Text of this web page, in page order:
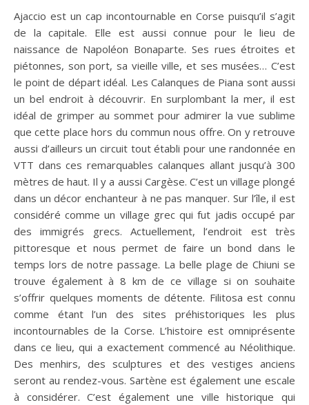
Ajaccio est un cap incontournable en Corse puisqu’il s’agit
de la capitale. Elle est aussi connue pour le lieu de
naissance de Napoléon Bonaparte. Ses rues étroites et
piétonnes, son port, sa vieille ville, et ses musées… C’est
le point de départ idéal. Les Calanques de Piana sont aussi
un bel endroit à découvrir. En surplombant la mer, il est
idéal de grimper au sommet pour admirer la vue sublime
que cette place hors du commun nous offre. On y retrouve
aussi d’ailleurs un circuit tout établi pour une randonnée en
VTT dans ces remarquables calanques allant jusqu’à 300
mètres de haut. Il y a aussi Cargèse. C’est un village plongé
dans un décor enchanteur à ne pas manquer. Sur l’île, il est
considéré comme un village grec qui fut jadis occupé par
des immigrés grecs. Actuellement, l’endroit est très
pittoresque et nous permet de faire un bond dans le
temps lors de notre passage. La belle plage de Chiuni se
trouve également à 8 km de ce village si on souhaite
s’offrir quelques moments de détente. Filitosa est connu
comme étant l’un des sites préhistoriques les plus
incontournables de la Corse. L’histoire est omniprésente
dans ce lieu, qui a exactement commencé au Néolithique.
Des menhirs, des sculptures et des vestiges anciens
seront au rendez-vous. Sartène est également une escale
à considérer. C’est également une ville historique qui